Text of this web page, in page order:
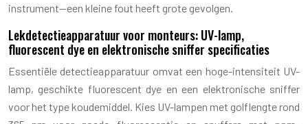
instrument—een kleine fout heeft grote gevolgen.
Lekdetectieapparatuur voor monteurs: UV-lamp,
fluorescent dye en elektronische sniffer specificaties
Essentiële detectieapparatuur omvat een hoge-intensiteit UV-
lamp, geschikte fluorescent dye en een elektronische sniffer
voor het type koudemiddel. Kies UV-lampen met golflengte rond